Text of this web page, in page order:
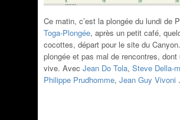
Ce matin, c’est la plongée du lundi de
Toga-Plongée, après un petit café,
cocottes, départ pour le site du
plongée et pas mal de rencontres, dont
vive. Avec Jean Do Tola, Steve Della-
Philippe Prudhomme, Jean Guy Vivoni .